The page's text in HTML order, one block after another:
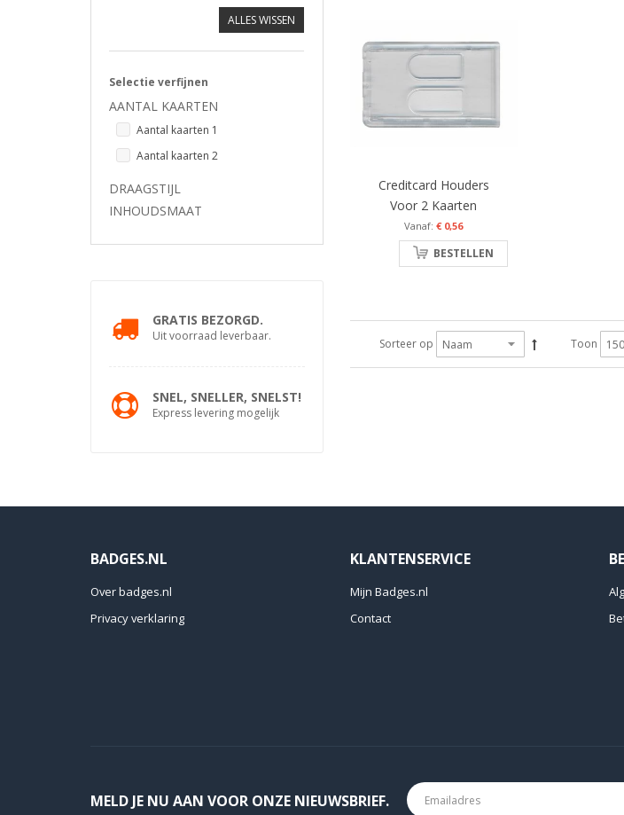
Creditcard Houders
Voor 2 Kaarten
€ 0,56
BESTELLEN
Sorteer op Toon
ALLES WISSEN
Selectie verfijnen
AANTAL KAARTEN
Aantal kaarten 1
Aantal kaarten 2
DRAAGSTIJL
INHOUDSMAAT
GRATIS BEZORGD.
Uit voorraad leverbaar.
SNEL, SNELLER, SNELST!
Express levering mogelijk
BADGES.NL
Over badges.nl
Privacy verklaring
KLANTENSERVICE
Mijn Badges.nl
Contact
MELD JE NU AAN VOOR ONZE NIEUWSBRIEF.